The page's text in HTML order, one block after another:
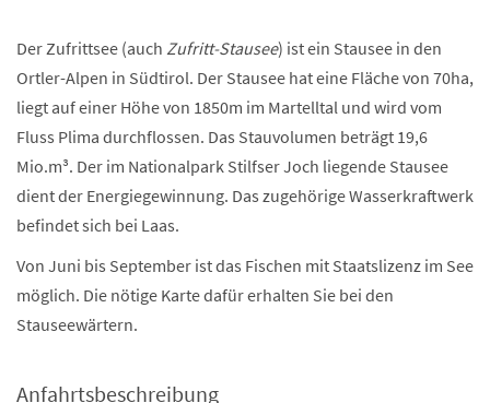
Der Zufrittsee (auch Zufritt-Stausee) ist ein Stausee in den
Ortler-Alpen in Südtirol. Der Stausee hat eine Fläche von 70ha,
liegt auf einer Höhe von 1850m im Martelltal und wird vom
Fluss Plima durchflossen. Das Stauvolumen beträgt 19,6
Mio.m³. Der im Nationalpark Stilfser Joch liegende Stausee
dient der Energiegewinnung. Das zugehörige Wasserkraftwerk
befindet sich bei Laas.
Von Juni bis September ist das Fischen mit Staatslizenz im See
möglich. Die nötige Karte dafür erhalten Sie bei den
Stauseewärtern.
Anfahrtsbeschreibung